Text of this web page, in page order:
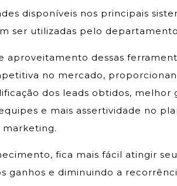
disponíveis nos principais
ser utilizadas pelo
aproveitamento dessas
no mercado,
dos leads obtidos,
e mais assertividade no
marketing.
fica mais fácil atingir
ganhos e diminuindo a